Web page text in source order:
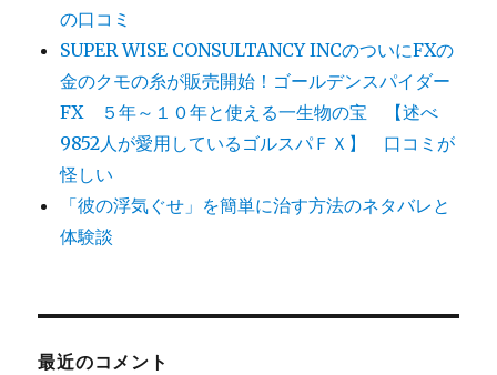
の口コミ
SUPER WISE CONSULTANCY INCのついにFXの
金のクモの糸が販売開始！ゴールデンスパイダー
FX ５年～１０年と使える一生物の宝 【述べ
9852人が愛用しているゴルスパＦＸ】 口コミが
怪しい
「彼の浮気ぐせ」を簡単に治す方法のネタバレと
体験談
最近のコメント